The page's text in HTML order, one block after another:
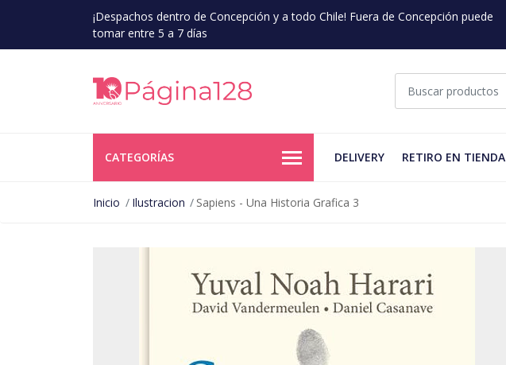
¡Despachos dentro de Concepción y a todo Chile! Fuera de Concepción puede
tomar entre 5 a 7 días
CATEGORÍAS DELIVERY RETIRO EN TIENDA
Inicio Ilustracion Sapiens - Una Historia Grafica 3